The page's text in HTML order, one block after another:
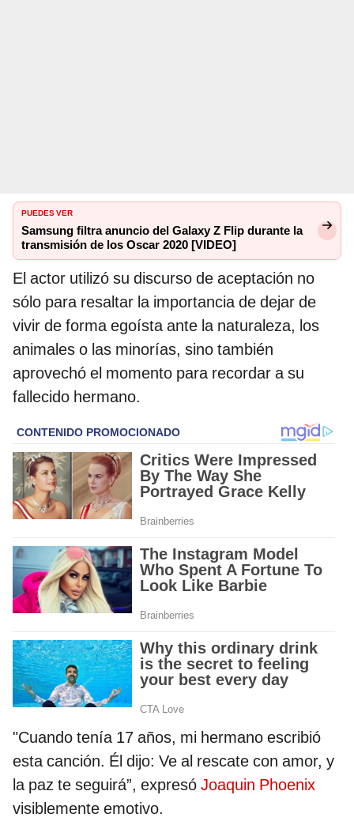
PUEDES VER
Samsung filtra anuncio del Galaxy Z Flip durante la
transmisión de los Oscar 2020 [VIDEO]
El actor utilizó su discurso de aceptación no
sólo para resaltar la importancia de dejar de
vivir de forma egoísta ante la naturaleza, los
animales o las minorías, sino también
aprovechó el momento para recordar a su
fallecido hermano.
"Cuando tenía 17 años, mi hermano escribió
esta canción. Él dijo: Ve al rescate con amor, y
la paz te seguirá”, expresó Joaquin Phoenix
visiblemente emotivo.